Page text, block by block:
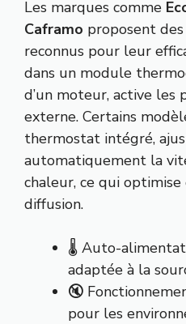
Les marques comme
Caframo proposent
reconnus pour leur
dans un module
d’un moteur, active les
externe. Certains
thermostat intégré,
automatiquement la
chaleur, ce qui
diffusion.
🌡️ Auto-
adaptée à la
🔇
pour les